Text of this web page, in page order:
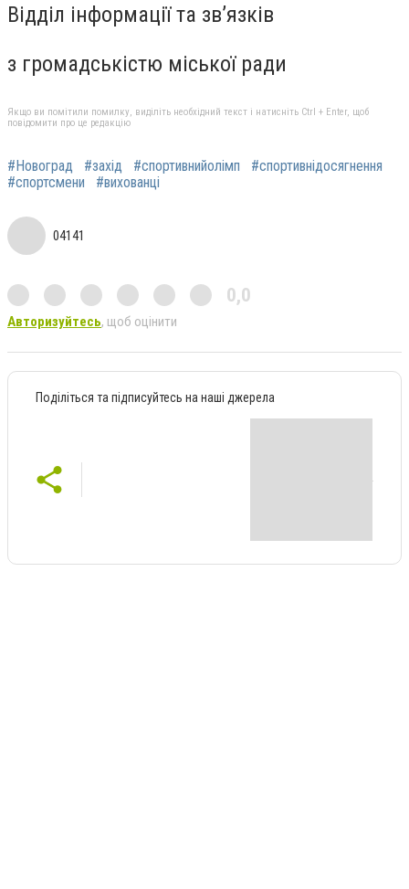
Відділ інформації та зв’язків
з громадськістю міської ради
Якщо ви помітили помилку, виділіть необхідний текст і натисніть Ctrl + Enter, щоб
повідомити про це редакцію
#Новоград #захід #спортивнийолімп
#спортивнідосягнення
#спортсмени
#вихованці
04141
0,0
Авторизуйтесь, щоб оцінити
Поділіться та підписуйтесь на наші джерела